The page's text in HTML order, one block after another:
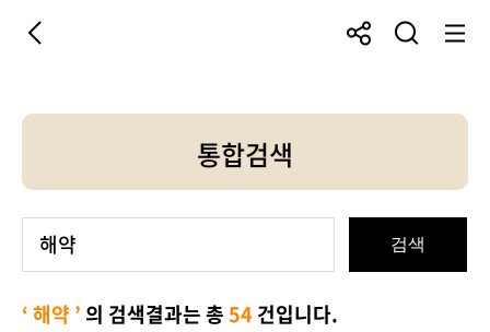
이
공
통
메
통합검색
검색
‘ 해약 ’ 의 검색결과는 총54 건입니다.